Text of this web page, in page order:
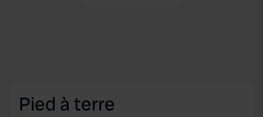
Pied à terre